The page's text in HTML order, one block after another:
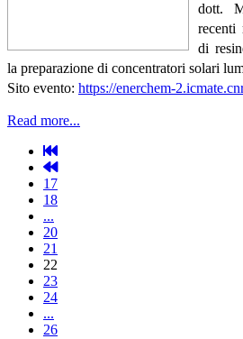
dott.
recenti
di
la preparazione di concentratori solari
Sito evento: https://enerchem-
Read more...
17
18
...
20
21
22
23
24
...
26